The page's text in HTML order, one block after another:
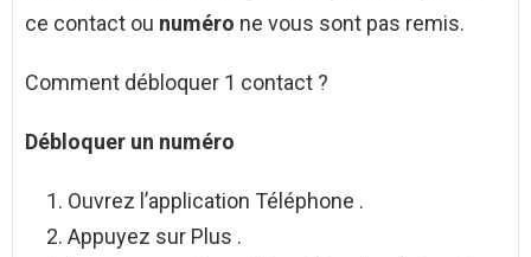
ce contact ou numéro ne vous sont pas remis.
Comment débloquer 1 contact ?
Débloquer un numéro
Ouvrez l’application Téléphone .
Appuyez sur Plus .